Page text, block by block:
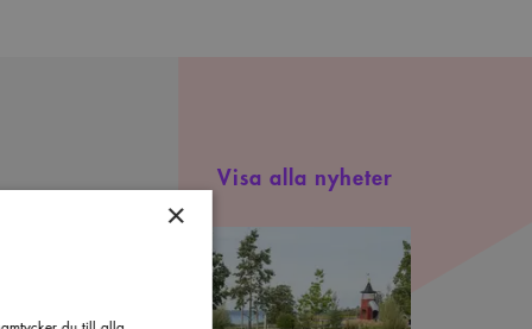
Visa alla nyheter
×